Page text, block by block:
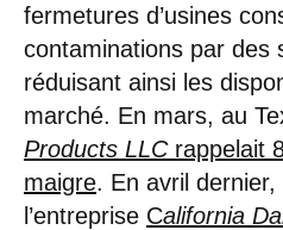
fermetures d’usines
contaminations par des
réduisant ainsi les
marché. En mars, au
Products LLCrappelait
maigre. En avril dernier,
l’entreprise California